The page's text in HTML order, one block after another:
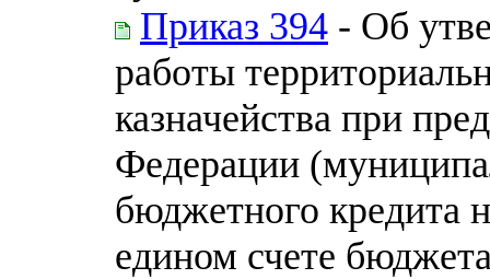
Приказ 394 - Об
работы
казначейства при
Федерации
бюджетного кредита
едином счете